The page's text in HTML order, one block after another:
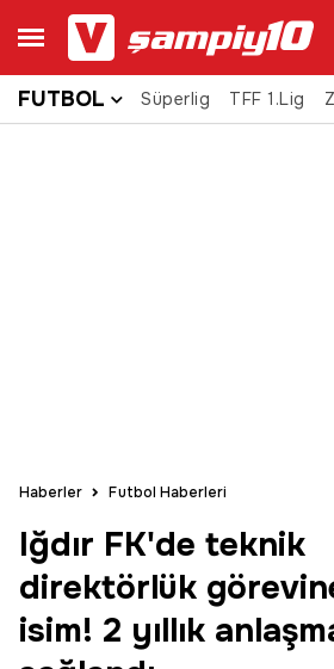
FUTBOL Süperlig TFF 1.Lig
Haberler Futbol Haberleri
Iğdır FK'de teknik
direktörlük
isim! 2 yıllık